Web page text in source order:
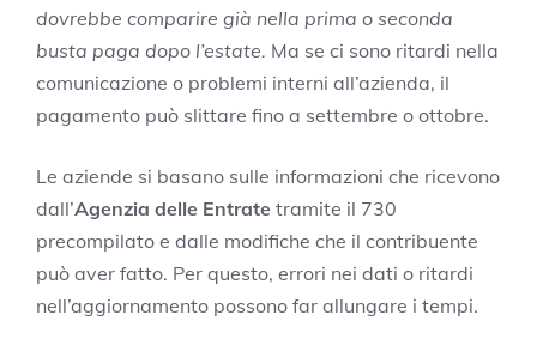
dovrebbe comparire già nella prima o seconda
busta paga dopo l’estate. Ma se ci sono ritardi nella
comunicazione o problemi interni all’azienda, il
pagamento può slittare fino a settembre o ottobre.
Le aziende si basano sulle informazioni che ricevono
dall’Agenzia delle Entrate tramite il 730
precompilato e dalle modifiche che il contribuente
può aver fatto. Per questo, errori nei dati o ritardi
nell’aggiornamento possono far allungare i tempi.